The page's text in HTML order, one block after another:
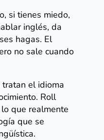
si tienes miedo,
inglés, da
hagas. El
no sale cuando
el idioma
Roll
que realmente
que se